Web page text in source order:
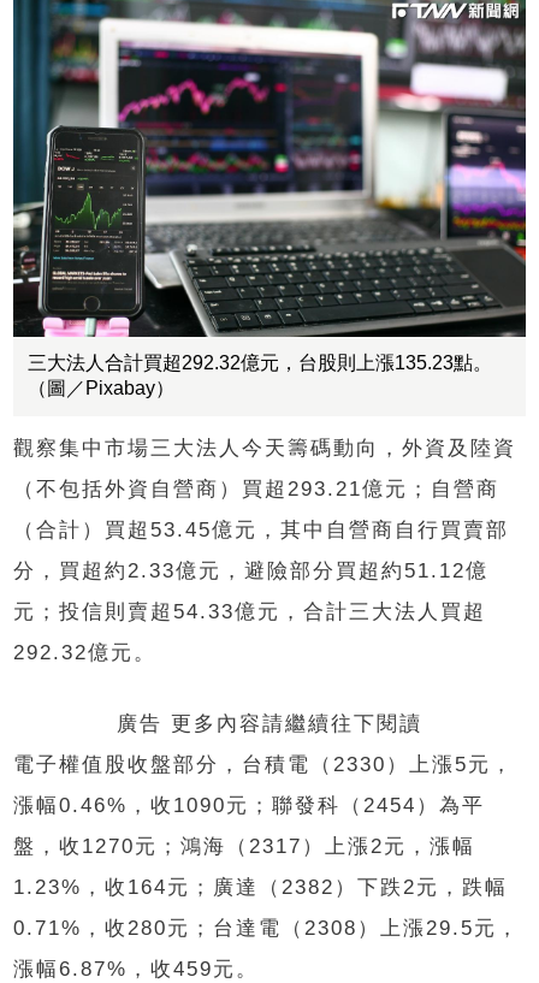
三大法人合計買超292.32億元，台股則上漲135.23點。
（圖／Pixabay）
觀察集中市場三大法人今天籌碼動向，外資及陸資
（不包括外資自營商）買超293.21億元；自營商
（合計）買超53.45億元，其中自營商自行買賣部
分，買超約2.33億元，避險部分買超約51.12億
元；投信則賣超54.33億元，合計三大法人買超
292.32億元。
廣告 更多內容請繼續往下閱讀
電子權值股收盤部分，台積電（2330）上漲5元，
漲幅0.46%，收1090元；聯發科（2454）為平
盤，收1270元；鴻海（2317）上漲2元，漲幅
1.23%，收164元；廣達（2382）下跌2元，跌幅
0.71%，收280元；台達電（2308）上漲29.5元，
漲幅6.87%，收459元。